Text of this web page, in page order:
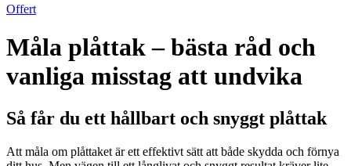
Offert
Måla plåttak – bästa råd och
vanliga misstag att undvika
Så får du ett hållbart och snyggt plåttak
Att måla om plåttaket är ett effektivt sätt att både skydda och förnya